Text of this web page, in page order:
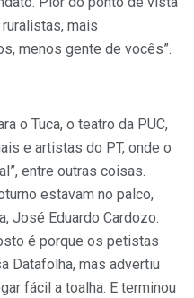
mais
menos gente de vocês”.
o Tuca, o teatro da PUC,
e artistas do PT, onde o
entre outras coisas.
estavam no palco,
José Eduardo Cardozo.
é porque os petistas
Datafolha, mas advertiu
fácil a toalha. E terminou